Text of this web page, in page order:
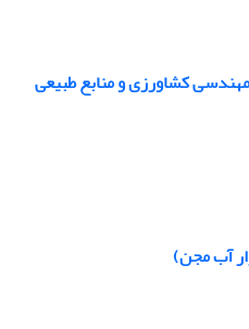
کشاورزی و منابع طبیعی
آب مجن)